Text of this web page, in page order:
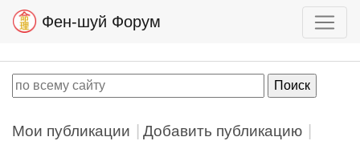
Фен-шуй Форум
Мои публикации Добавить публикацию